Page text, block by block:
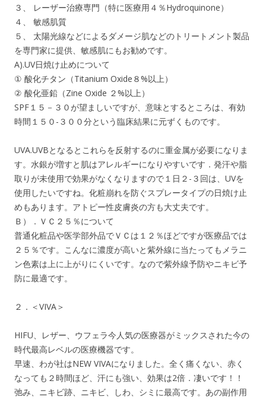
３、 レーザー治療専門（特に医療用４％Hydroquinone）
４、 敏感肌質
５、 太陽光線などによるダメージ肌などのトリートメント製品
を専門家に提供、敏感肌にもお勧めです。
A).UV日焼け止めについて
① 酸化チタン（Titanium Oxide８%以上）
② 酸化亜鉛（Zine Oxide ２%以上）
SPF１５－３０が望ましいですが、意味とするところは、有効
時間１５０-３００分という臨床結果に元ずくものです。
UVA.UVBとなるとこれらを反射するのに重金属が必要になりま
す。水銀が増すと肌はアレルギーになりやすいです．発汗や脂
取りが未使用で効果がなくなりますので１日２-３回は、UVを
使用したいですね。化粧崩れを防ぐスプレータイプの日焼け止
めもあります。アトピー性皮膚炎の方も大丈夫です。
Ｂ）．ＶＣ２５％について
普通化粧品や医学部外品でＶＣは１２％ほどですが医療品では
２５％です。こんなに濃度が高いと紫外線に当たってもメラニ
ン色素は上に上がりにくいです。なので紫外線予防やニキビ予
防に最適です。
２．＜VIVA＞
HIFU、レザー、ウフェラ今人気の医療器がミックスされた今の
時代最高レベルの医療機器です。
早速、わが社はNEW VIVAになりました。全く痛くない、赤く
なっても２時間ほど、汗にも強い、効果は2倍．凄いです！！
弛み、ニキビ跡、ニキビ、しわ、シミに最高です。あの副作用